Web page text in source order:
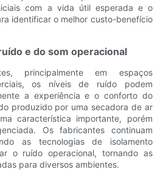
com a vida útil esperada e o
identificar o melhor custo-benefício
e do som operacional
principalmente em espaços
os níveis de ruído podem
a experiência e o conforto do
produzido por uma secadora de ar
característica importante, porém
Os fabricantes continuam
as tecnologias de isolamento
o ruído operacional, tornando as
para diversos ambientes.